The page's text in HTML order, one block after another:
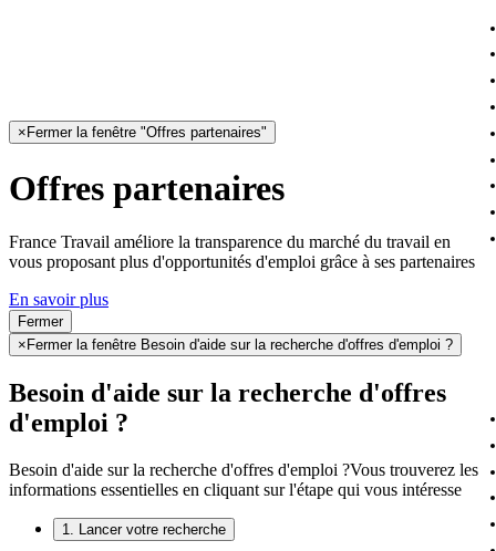
× Fermer la fenêtre "Offres partenaires"
Offres partenaires
France Travail améliore la transparence du marché du travail en
vous proposant plus d'opportunités d'emploi grâce à ses partenaires
En savoir plus
Fermer
× Fermer la fenêtre Besoin d'aide sur la recherche d'offres d'emploi ?
Besoin d'aide sur la recherche d'offres
d'emploi ?
Besoin d'aide sur la recherche d'offres d'emploi ?Vous trouverez les
informations essentielles en cliquant sur l'étape qui vous intéresse
1. Lancer votre recherche